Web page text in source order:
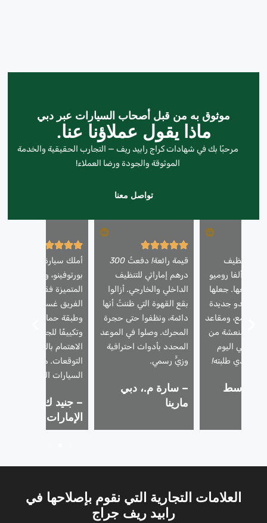
موثوق به من قبل أصحاب السيارات عبر دبي
ماذا يقول عملاؤنا عنا.
مرحبًا بك في شهادات كراج رابيد ريف — التجارب الحقيقية والخدمة
الموثوقة والجودة ورضا العملاء!
تواصل معنا
تنظيف
ألفا روميو
بيعها. جعلها
تبدو جديدة
لامع، ومقاعد
منعشة من
في اليوم
الذي طلبته!
ز.، وسط
قيمة رائعة! دفعتُ 300
درهم إماراتي للتنظيف
الداخلي والخارجي. أزالوا
بقع القهوة التي ظننتُ أنها
دائمة، ونظفوا حتى حجرة
المحرك. وصلوا في الموعد
المحدد بأدوات احترافية
وزيٍّ رسمي.
– سارة م.، دبي
مارينا
أملك سيارة فيراري
بورتوفينو، وأثق بخدماتنا
المتميزة فقط. استخدم
الفريق غسيلًا رغويًا آمنًا،
وطبقة حماية للطلاء،
وتكييفًا للجلد. فاق
الاهتمام بالتفاصيل كل
التوقعات. مثالية لمالكي
السيارات الفاخرة.
– جنيد ك.، تلال
الإمارات
العلامات التجارية التي نقوم بإصلاحها في
رابيد ريف جراج